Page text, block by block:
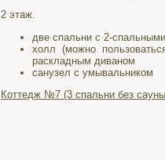
2 этаж.
две спальни с 2-
холл (можно
раскладным диваном
санузел с умывальником
Коттедж №7 (3 спальни без